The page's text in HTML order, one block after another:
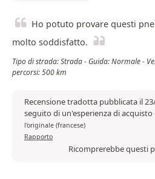
Ho potuto provare questi
molto soddisfatto.
Tipo di strada: Strada - Guida: Normale -
percorsi: 500 km
Recensione tradotta pubblicata il
seguito di un'esperienza di acquisto
l'originale (francese)
Rapporto
Ricomprerebbe questi